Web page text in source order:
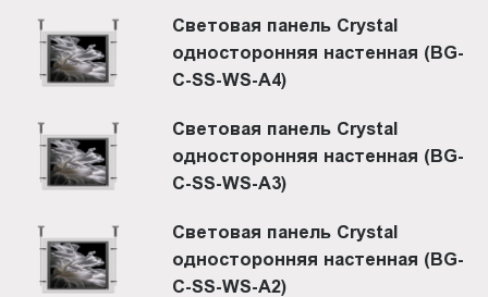
Световая панель Crystal
односторонняя настенная (BG-
C-SS-WS-A4)
Световая панель Crystal
односторонняя настенная (BG-
C-SS-WS-A3)
Световая панель Crystal
односторонняя настенная (BG-
C-SS-WS-A2)